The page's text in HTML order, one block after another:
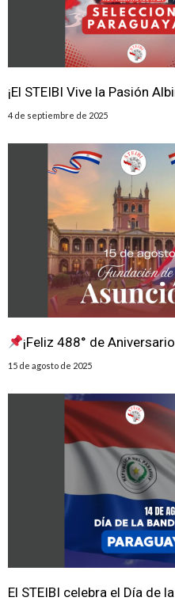
¡El STEIBI Vive la Pasión
4 de septiembre de 2025
¡Feliz 488° de
15 de agosto de 2025
El STEIBI celebra el Día de